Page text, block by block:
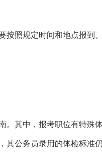
按照规定时间和地点报到
。其中，报考职位有特殊
公务员录用的体检标准